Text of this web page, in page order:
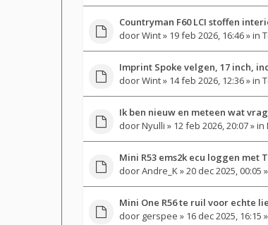
Countryman F60 LCI stoffen
doorWint» 19 feb 2026, 16:46 » in
Imprint Spoke velgen, 17 inch,
doorWint» 14 feb 2026, 12:36 » in
Ik ben nieuw en meteen wat
doorNyulli » 12 feb 2026, 20:07 » in
Mini R53 ems2k ecu loggen met
doorAndre_K » 20 dec 2025, 00:05
Mini One R56 te ruil voor echte
door gerspee » 16 dec 2025, 16:15